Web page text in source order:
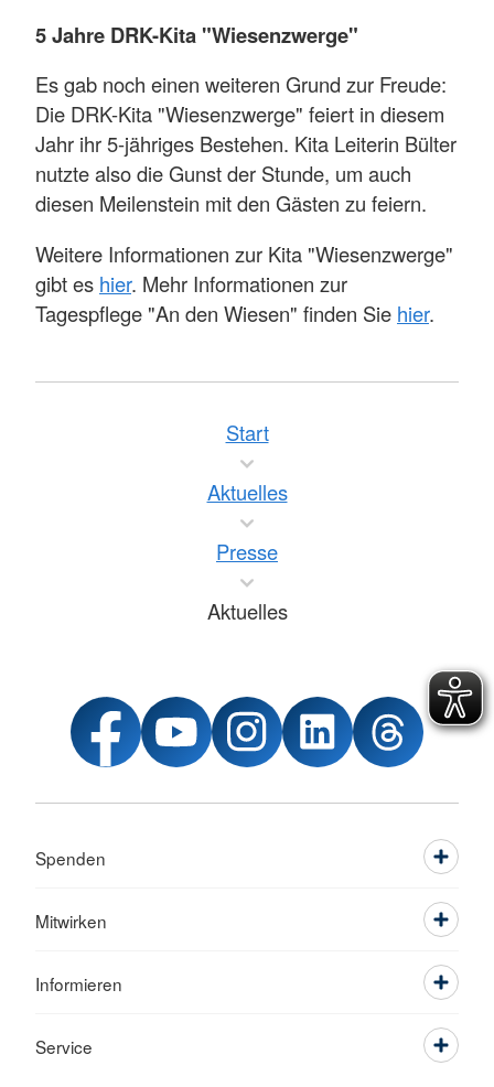
5 Jahre DRK-Kita "Wiesenzwerge"
Es gab noch einen weiteren Grund zur Freude:
Die DRK-Kita "Wiesenzwerge" feiert in diesem
Jahr ihr 5-jähriges Bestehen. Kita Leiterin Bülter
nutzte also die Gunst der Stunde, um auch
diesen Meilenstein mit den Gästen zu feiern.
Weitere Informationen zur Kita "Wiesenzwerge"
gibt es hier. Mehr Informationen zur
Tagespflege "An den Wiesen" finden Sie hier.
Start
Aktuelles
Presse
Aktuelles
Spenden
Mitwirken
Informieren
Service